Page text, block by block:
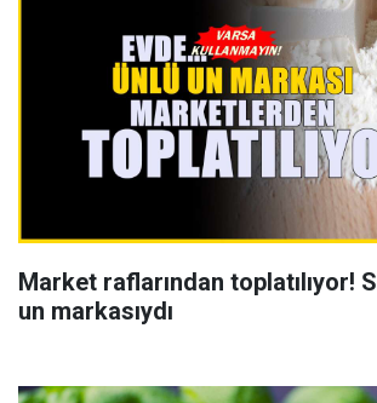
Market raflarından toplatılıyor!
un markasıydı